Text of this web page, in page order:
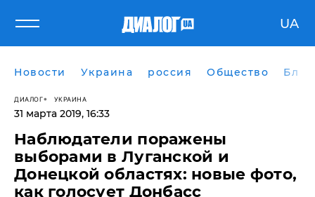
UA
Новости Украина россия Общество
ДИАЛОГ УКРАИНА
31 марта 2019, 16:33
Наблюдатели поражены
выборами в Луганской и
Донецкой областях: новые фото,
как голосует Донбасс